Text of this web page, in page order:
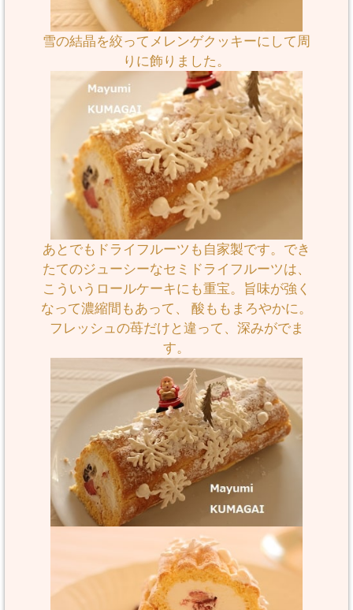
雪の結晶を絞ってメレンゲクッキーにして周
りに飾りました。
あとでもドライフルーツも自家製です。でき
たてのジューシーなセミドライフルーツは、
こういうロールケーキにも重宝。旨味が強く
なって濃縮間もあって、 酸ももまろやかに。
フレッシュの苺だけと違って、深みがでま
す。